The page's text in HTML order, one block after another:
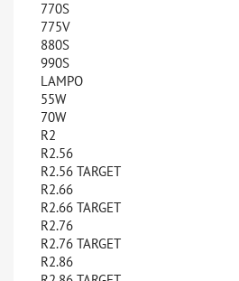
770S
775V
880S
990S
LAMPO
55W
70W
R2
R2.56
R2.56 TARGET
R2.66
R2.66 TARGET
R2.76
R2.76 TARGET
R2.86